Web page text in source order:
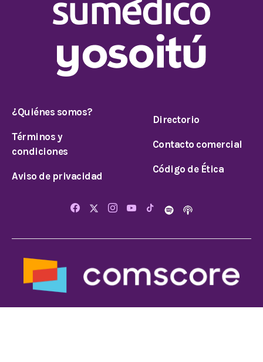
¿Quiénes somos?
Términos y
condiciones
Aviso de privacidad
Directorio
Contacto comercial
Código de Ética